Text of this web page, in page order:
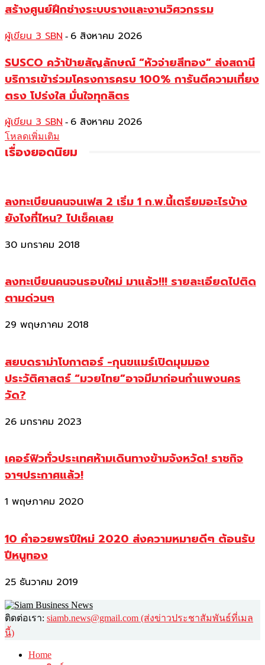
สร้างศูนย์ฝึกช่างระบบรางและงานวิศวกรรม
ผู้เขียน 3 SBN - 6 สิงหาคม 2026
SUSCO คว้าป้ายสัญลักษณ์ “หัวจ่ายสีทอง” ส่งสถานี
บริการเข้าร่วมโครงการครบ 100% การันตีความเที่ยง
ตรง โปร่งใส มั่นใจทุกลิตร
ผู้เขียน 3 SBN - 6 สิงหาคม 2026
โหลดเพิ่มเติม
เรื่องยอดนิยม
ลงทะเบียนคนจนเฟส 2 เริ่ม 1 ก.พ.นี้เตรียมอะไรบ้าง
ยังไงที่ไหน? ไปเช็คเลย
30 มกราคม 2018
ลงทะเบียนคนจนรอบใหม่ มาแล้ว!!! รายละเอียดไปติด
ตามด่วนๆ
29 พฤษภาคม 2018
สยบดราม่าโบกาตอร์ -กุนขแมร์เปิดมุมมอง
ประวัติศาสตร์ “มวยไทย”อาจมีมาก่อนกำแพงนคร
วัด?
26 มกราคม 2023
เคอร์ฟิวทั่วประเทศห้ามเดินทางข้ามจังหวัด! ราชกิจ
จาฯประกาศแล้ว!
1 พฤษภาคม 2020
10 คำอวยพรปีใหม่ 2020 ส่งความหมายดีๆ ต้อนรับ
ปีหนูทอง
25 ธันวาคม 2019
ติดต่อเรา: siamb.news@gmail.com (ส่งข่าวประชาสัมพันธ์ที่เมล
นี้)
Home